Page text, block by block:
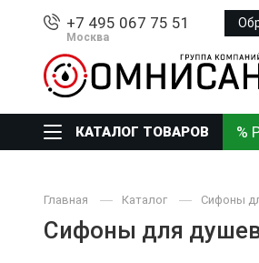
+7 495 067 75 51
Москва
КАТАЛОГ ТОВАРОВ %
Главная Каталог Сифоны
Сифоны для